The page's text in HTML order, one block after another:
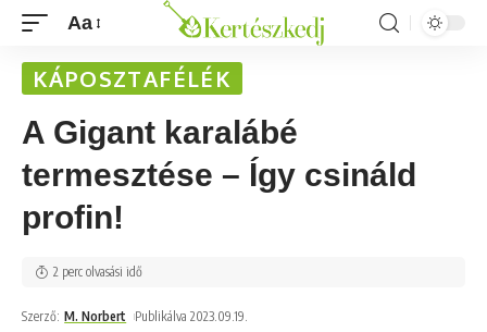
Aa
KÁPOSZTAFÉLÉK
A Gigant karalábé
termesztése – Így csináld
profin!
Szerző: M. Norbert Publikálva 2023.09.19.
2 perc olvasási idő